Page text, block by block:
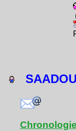
Chronologie